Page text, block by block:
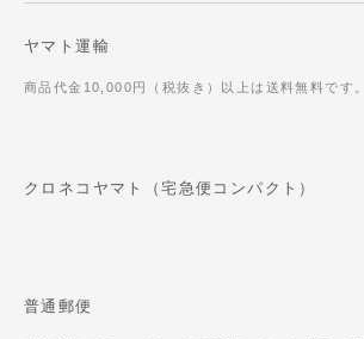
ヤマト運輸
商品代金10,000円（税抜き）以上は送料無料です。
クロネコヤマト（宅急便コンパクト）
普通郵便